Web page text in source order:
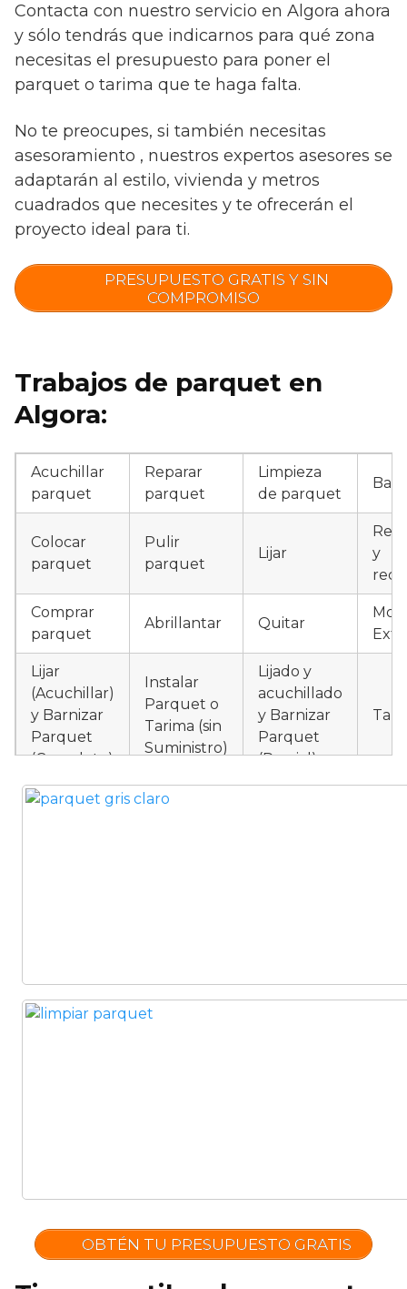
Contacta con nuestro servicio en Algora ahora
y sólo tendrás que indicarnos para qué zona
necesitas el presupuesto para poner el
parquet o tarima que te haga falta.
No te preocupes, si también necesitas
asesoramiento , nuestros expertos asesores se
adaptarán al estilo, vivienda y metros
cuadrados que necesites y te ofrecerán el
proyecto ideal para ti.
PRESUPUESTO GRATIS Y SIN
COMPROMISO
Trabajos de parquet en
Algora:
Acuchillar
parquet
Reparar
parquet
Limpieza
de parquet
Colocar
parquet
Pulir
parquet
Lijar
y
Comprar
parquet
Abrillantar Quitar
Lijar
(Acuchillar)
y Barnizar
Parquet
(Completo)
Instalar
Parquet o
Tarima (sin
Suministro)
Lijado y
acuchillado
y Barnizar
Parquet
(Parcial)
Instalar
Colocar
OBTÉN TU PRESUPUESTO GRATIS